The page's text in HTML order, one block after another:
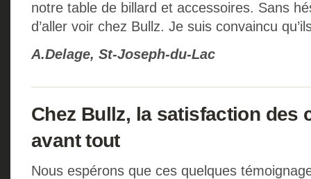
notre table de billard et accessoires. Sans
d’aller voir chez Bullz. Je suis convaincu
A.Delage, St-Joseph-du-Lac
Chez Bullz, la satisfaction des
avant tout
Nous espérons que ces quelques